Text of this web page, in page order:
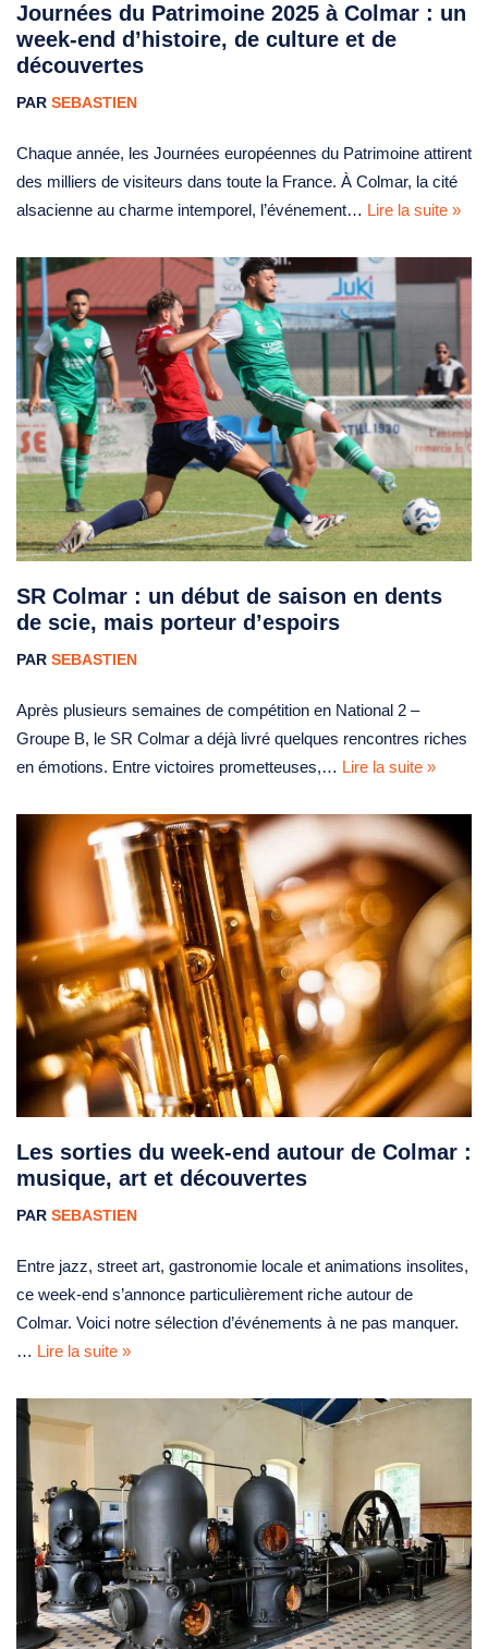
Journées du Patrimoine 2025 à Colmar : un
week-end d’histoire, de culture et de
découvertes
PAR SEBASTIEN
Chaque année, les Journées européennes du Patrimoine attirent
des milliers de visiteurs dans toute la France. À Colmar, la cité
alsacienne au charme intemporel, l’événement… Lire la suite »
SR Colmar : un début de saison en dents
de scie, mais porteur d’espoirs
PAR SEBASTIEN
Après plusieurs semaines de compétition en National 2 –
Groupe B, le SR Colmar a déjà livré quelques rencontres riches
en émotions. Entre victoires prometteuses,… Lire la suite »
Les sorties du week-end autour de Colmar :
musique, art et découvertes
PAR SEBASTIEN
Entre jazz, street art, gastronomie locale et animations insolites,
ce week-end s’annonce particulièrement riche autour de
Colmar. Voici notre sélection d’événements à ne pas manquer.
… Lire la suite »